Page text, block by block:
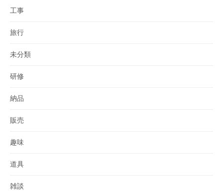
工事
旅行
未分類
研修
納品
販売
趣味
道具
雑談